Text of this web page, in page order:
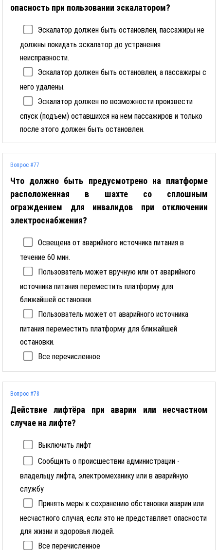
опасность при пользовании эскалатором?
Эскалатор должен быть остановлен, пассажиры не
должны покидать эскалатор до устранения
неисправности.
Эскалатор должен быть остановлен, а пассажиры с
него удалены.
Эскалатор должен по возможности произвести
спуск (подъем) оставшихся на нем пассажиров и только
после этого должен быть остановлен.
Вопрос #77
Что должно быть предусмотрено на платформе
расположенная в шахте со сплошным
ограждением для инвалидов при отключении
электроснабжения?
Освещена от аварийного источника питания в
течение 60 мин.
Пользователь может вручную или от аварийного
источника питания переместить платформу для
ближайшей остановки.
Пользователь может от аварийного источника
питания переместить платформу для ближайшей
остановки.
Все перечисленное
Вопрос #78
Действие лифтёра при аварии или несчастном
случае на лифте?
Выключить лифт
Сообщить о происшествии администрации -
владельцу лифта, электромеханику или в аварийную
службу
Принять меры к сохранению обстановки аварии или
несчастного случая, если это не представляет опасности
для жизни и здоровья людей.
Все перечисленное